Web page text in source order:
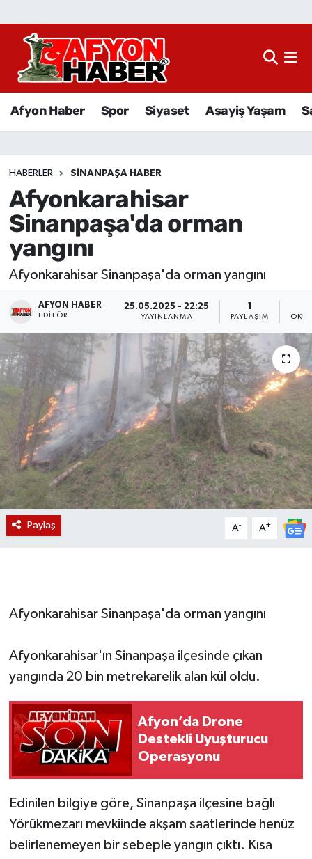
Afyon Haber Spor Siyaset Asayiş Yaşam
HABERLER SINANPAŞA HABER
Afyonkarahisar
Sinanpaşa'da orman
yangını
Afyonkarahisar Sinanpaşa'da orman yangını
AFYON HABER
EDITÖR
25.05.2025 - 22:25
YAYINLANMA PAYLAŞIM
Paylaş A- A+
Afyonkarahisar Sinanpaşa'da orman yangını
Afyonkarahisar'ın Sinanpaşa ilçesinde çıkan
yangında 20 bin metrekarelik alan kül oldu.
Afyon’da Drone
Destekli Uyuşturucu
Operasyonu
Edinilen bilgiye göre, Sinanpaşa ilçesine bağlı
Yörükmezarı mevkiinde akşam saatlerinde henüz
belirlenemeyen bir sebeple yangın çıktı. Kısa
Afyon Haber
Sağlık
Eğitim
Sivil Toplum
Ekonomi
Magazin
Etkinlikler